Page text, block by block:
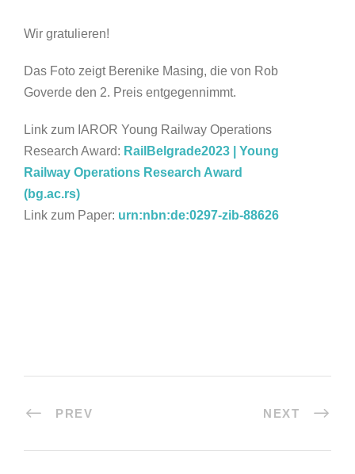
Wir gratulieren!
Das Foto zeigt Berenike Masing, die von Rob
Goverde den 2. Preis entgegennimmt.
Link zum IAROR Young Railway Operations
Research Award: RailBelgrade2023 | Young
Railway Operations Research Award
(bg.ac.rs)
Link zum Paper: urn:nbn:de:0297-zib-88626
PREV NEXT